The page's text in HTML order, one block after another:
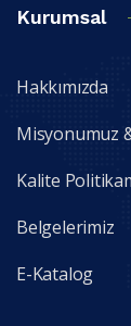
Kurumsal
Hakkımızda
Misyonumuz
Kalite
Belgelerimiz
E-Katalog